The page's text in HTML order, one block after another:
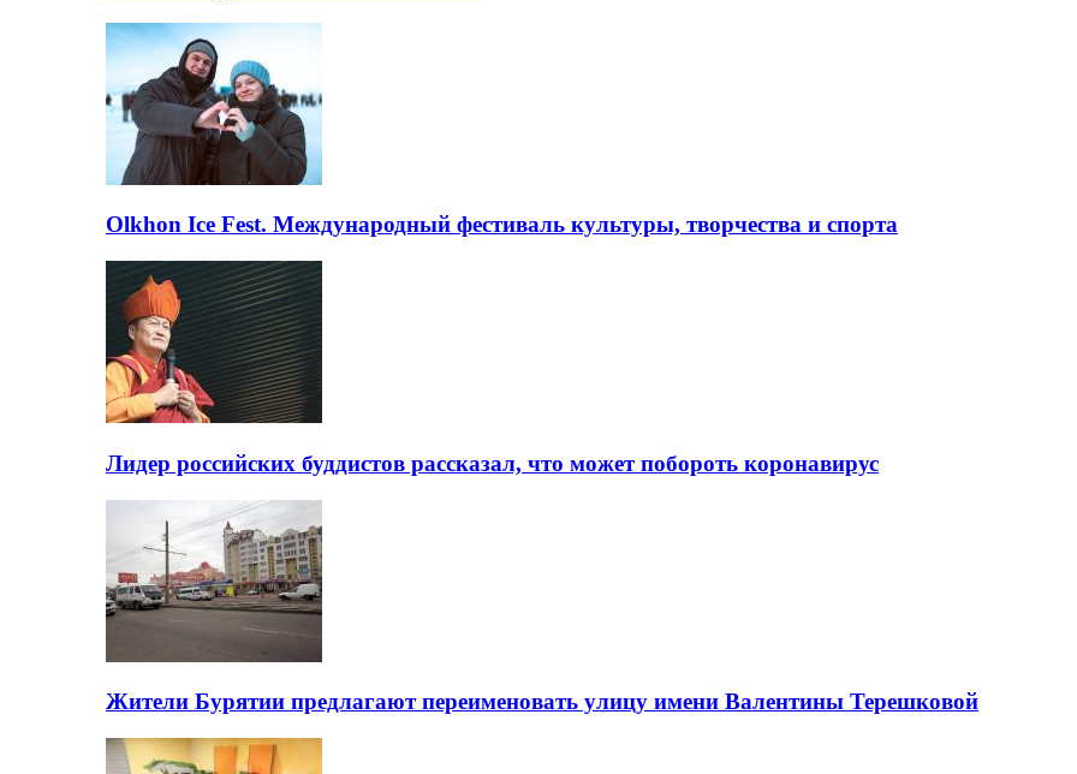
Olkhon Ice Fest. Международный фестиваль культуры, творчества и спорта
Лидер российских буддистов рассказал, что может побороть коронавирус
Жители Бурятии предлагают переименовать улицу имени Валентины Терешковой